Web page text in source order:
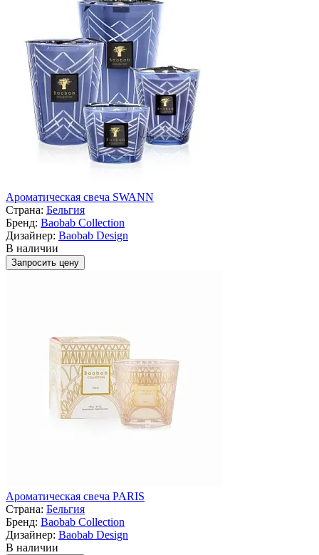
Ароматическая свеча SWANN
Страна: Бельгия
Бренд: Baobab Collection
Дизайнер: Baobab Design
В наличии
Запросить цену
Ароматическая свеча PARIS
Страна: Бельгия
Бренд: Baobab Collection
Дизайнер: Baobab Design
В наличии